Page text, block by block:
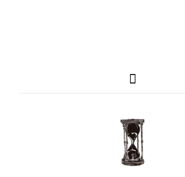
full weddings & news